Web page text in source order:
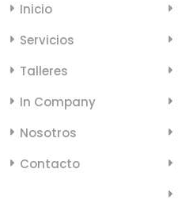
Inicio
Servicios
Talleres
In Company
Nosotros
Contacto